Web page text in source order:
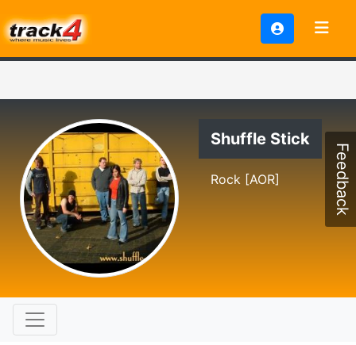
Shuffle Stick
Rock [AOR] Feedback